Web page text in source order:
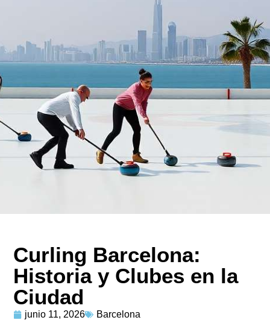
Curling Barcelona:
Historia y Clubes en la
Ciudad
junio 11, 2026 Barcelona